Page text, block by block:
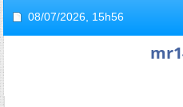
08/07/2026, 15h56